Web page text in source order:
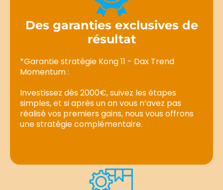
Des garanties exclusives de
résultat
*Garantie stratégie Kong 11 - Dax Trend
Momentum :
Investissez dès 2000€, suivez les étapes
simples, et si après un an vous n’avez pas
réalisé vos premiers gains, nous vous offrons
une stratégie complémentaire.